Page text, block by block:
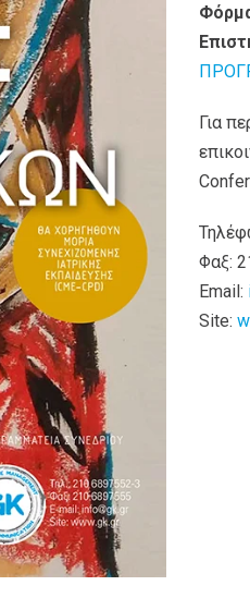
Για
Φαξ:
Email:
Site: